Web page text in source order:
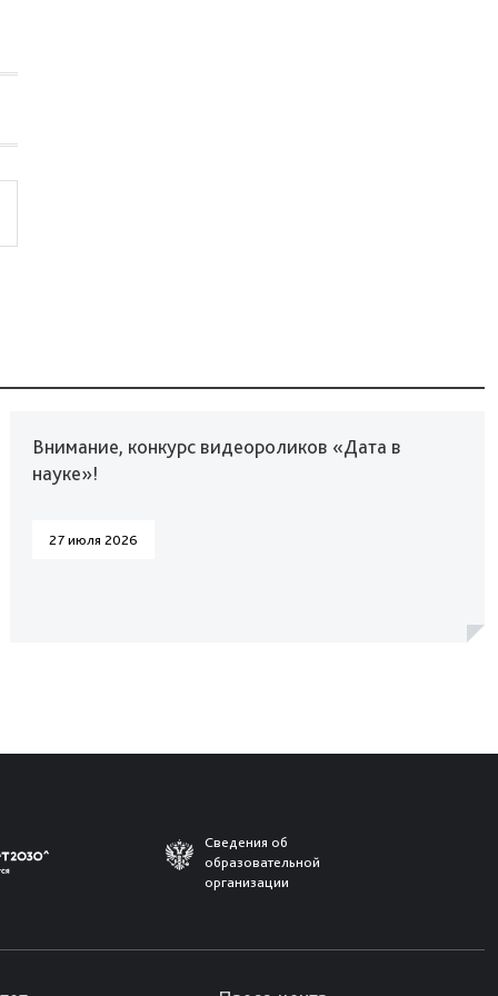
Внимание, конкурс видеороликов «Дата в
науке»!
27 июля 2026
Сведения об
образовательной
организации